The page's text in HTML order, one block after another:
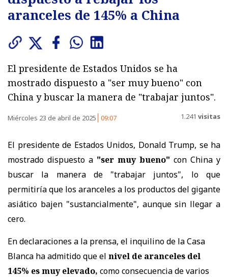
aranceles de 145% a China
El presidente de Estados Unidos se ha
mostrado dispuesto a "ser muy bueno" con
China y buscar la manera de "trabajar juntos".
Miércoles 23 de abril de 2025 09:07 1.241 visitas
El presidente de Estados Unidos, Donald Trump, se ha
mostrado dispuesto a "ser muy bueno" con China y
buscar la manera de "trabajar juntos", lo que
permitiría que los aranceles a los productos del gigante
asiático bajen "sustancialmente", aunque sin llegar a
cero.
En declaraciones a la prensa, el inquilino de la Casa
Blanca ha admitido que el nivel de aranceles del
145% es muy elevado, como consecuencia de varios